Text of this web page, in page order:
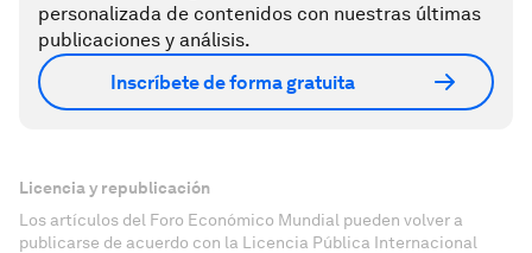
personalizada de contenidos con nuestras últimas
publicaciones y análisis.
Inscríbete de forma gratuita
Licencia y republicación
Los artículos del Foro Económico Mundial pueden volver a
publicarse de acuerdo con la Licencia Pública Internacional